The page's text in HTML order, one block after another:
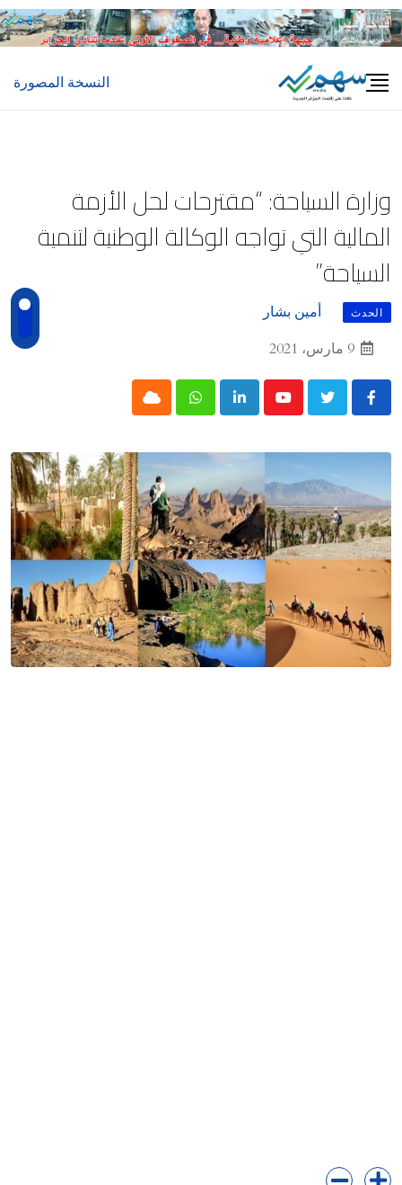
Skip
to
النسخة المصورة
وزارة السياحة: “مقترحات لحل الأزمة
المالية التي تواجه الوكالة الوطنية لتنمية
السياحة”
الحدث
أمين بشار
9 مارس، 2021
Youtube
LinkedIn
Whatsapp
Cloud